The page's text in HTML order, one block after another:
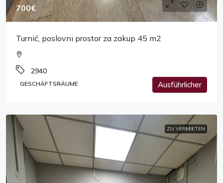
700€
Turnić, poslovni prostor za zakup 45 m2
2940
GESCHÄFTSRÄUME Ausführlicher
ZU VERMIETEN